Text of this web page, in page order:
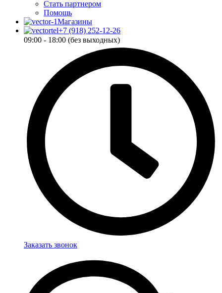
Стать партнером
Помощь
Магазины
+7 (918) 252-12-26
09:00 - 18:00 (без выходных)
Заказать звонок